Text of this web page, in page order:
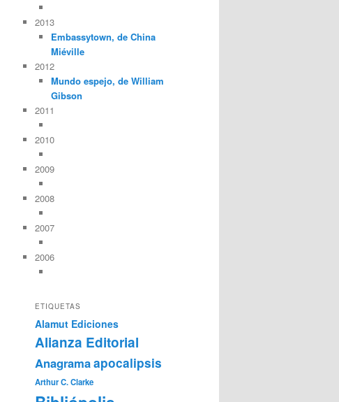
2013
Embassytown, de China
Miéville
2012
Mundo espejo, de William
Gibson
2011
2010
2009
2008
2007
2006
ETIQUETAS
Alamut Ediciones
Alianza Editorial
Anagramaapocalipsis
Arthur C. Clarke